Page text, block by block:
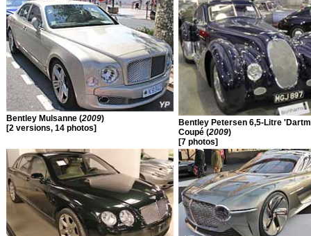
Bentley Mulsanne (2009)
[2 versions, 14 photos]
Bentley Petersen 6,5-Litre
Coupé (2009)
[7 photos]